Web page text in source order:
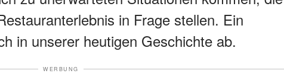
in Frage stellen. Ein
in unserer heutigen Geschichte ab.
WERBUNG